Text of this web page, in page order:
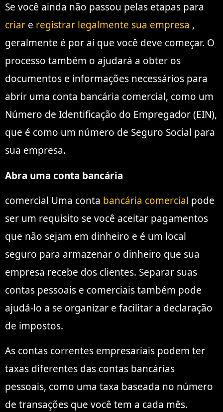
Se você ainda não passou pelas etapas para
criar e registrar legalmente sua empresa ,
geralmente é por aí que você deve começar. O
processo também o ajudará a obter os
documentos e informações necessários para
abrir uma conta bancária comercial, como um
Número de Identificação do Empregador (EIN),
que é como um número de Seguro Social para
sua empresa.
Abra uma conta bancária
comercial Uma conta bancária comercial pode
ser um requisito se você aceitar pagamentos
que não sejam em dinheiro e é um local
seguro para armazenar o dinheiro que sua
empresa recebe dos clientes. Separar suas
contas pessoais e comerciais também pode
ajudá-lo a se organizar e facilitar a declaração
de impostos.
As contas correntes empresariais podem ter
taxas diferentes das contas bancárias
pessoais, como uma taxa baseada no número
de transações que você tem a cada mês.